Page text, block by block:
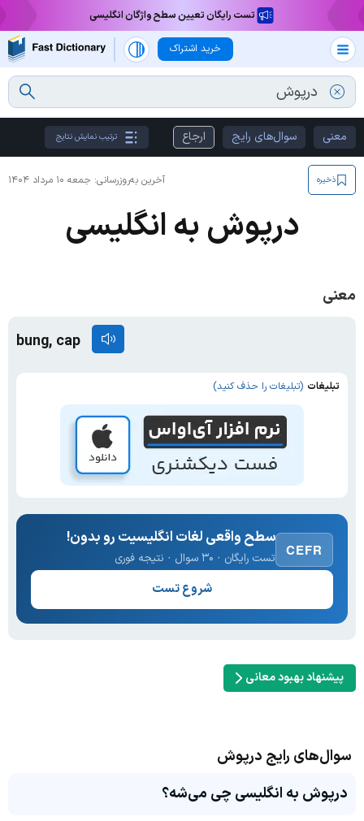
تست رایگان تعیین سطح واژگان انگلیسی
خرید اشتراک
معنی سوال‌های رایج ارجاع ترتیب نمایش نتایج
آخرین به‌روزرسانی: جمعه ۱۰ مرداد ۱۴۰۴ ذخیره
درپوش به انگلیسی
معنی
bung, cap
تبلیغات (تبلیغات را حذف کنید)
CEFR
سطح واقعی لغات انگلیسیت رو بدون!
تست رایگان · ۳۰ سوال · نتیجه فوری
شروع تست
پیشنهاد بهبود معانی
سوال‌های رایج درپوش
درپوش به انگلیسی چی می‌شه؟